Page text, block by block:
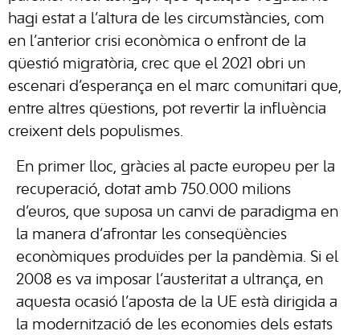
hagi estat a l’altura de les circumstàncies, com
en l’anterior crisi econòmica o enfront de la
qüestió migratòria, crec que el 2021 obri un
escenari d’esperança en el marc comunitari que,
entre altres qüestions, pot revertir la influència
creixent dels populismes.
En primer lloc, gràcies al pacte europeu per la
recuperació, dotat amb 750.000 milions
d’euros, que suposa un canvi de paradigma en
la manera d’afrontar les conseqüències
econòmiques produïdes per la pandèmia. Si el
2008 es va imposar l’austeritat a ultrança, en
aquesta ocasió l’aposta de la UE està dirigida a
la modernització de les economies dels estats